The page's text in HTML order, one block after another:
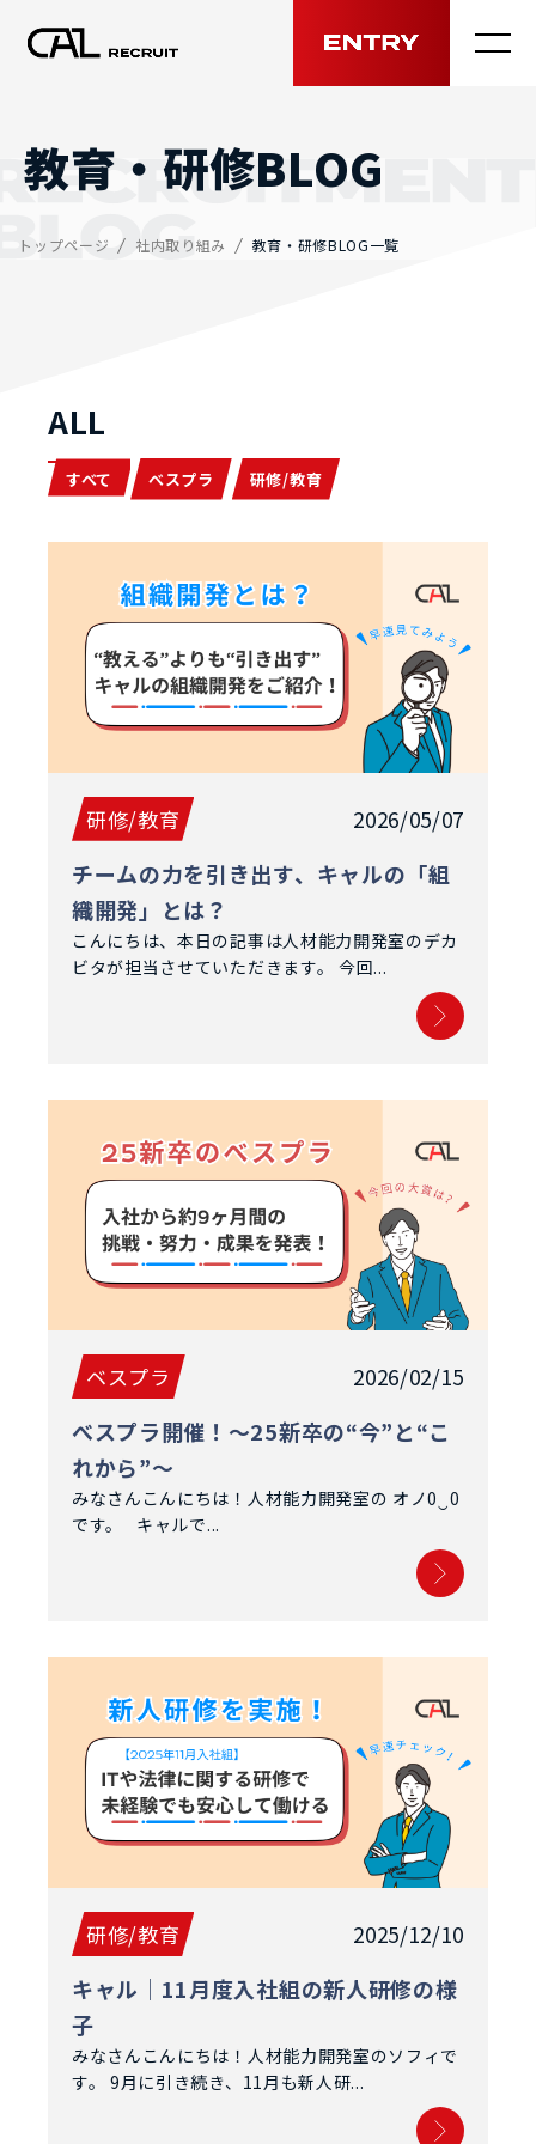
MENU
教育・研修BLOG
トップページ 社内取り組み 教育・研修BLOG一覧
ALL
すべて べスプラ 研修/教育
研修/教育 2026/05/07
チームの力を引き出す、キャルの「組
織開発」とは？
こんにちは、本日の記事は人材能力開発室のデカ
ビタが担当させていただきます。 今回...
ベスプラ 2026/02/15
べスプラ開催！～25新卒の“今”と“こ
れから”～
みなさんこんにちは！人材能力開発室の オノ0‿0
です。 キャルで...
研修/教育 2025/12/10
キャル│11月度入社組の新人研修の様
子
みなさんこんにちは！人材能力開発室のソフィで
す。 9月に引き続き、11月も新人研...